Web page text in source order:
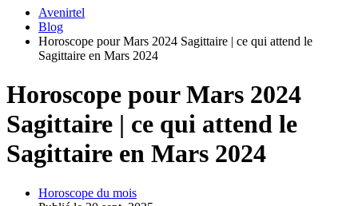
Avenirtel
Blog
Horoscope pour Mars 2024 Sagittaire | ce qui attend le
Sagittaire en Mars 2024
Horoscope pour Mars 2024
Sagittaire | ce qui attend le
Sagittaire en Mars 2024
Horoscope du mois